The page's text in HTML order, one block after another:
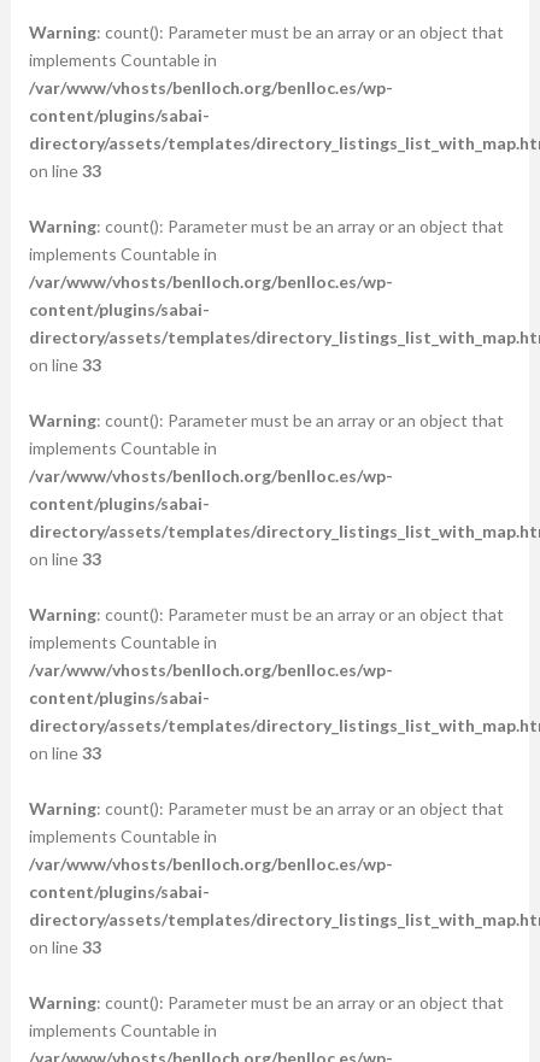
Warning: count(): Parameter must be an array or an object that
implements Countable in
/var/www/vhosts/benlloch.org/benlloc.es/wp-
content/plugins/sabai-
directory/assets/templates/
on line33
Warning: count(): Parameter must be an array or an object that
implements Countable in
/var/www/vhosts/benlloch.org/benlloc.es/wp-
content/plugins/sabai-
directory/assets/templates/
on line33
Warning: count(): Parameter must be an array or an object that
implements Countable in
/var/www/vhosts/benlloch.org/benlloc.es/wp-
content/plugins/sabai-
directory/assets/templates/
on line33
Warning: count(): Parameter must be an array or an object that
implements Countable in
/var/www/vhosts/benlloch.org/benlloc.es/wp-
content/plugins/sabai-
directory/assets/templates/
on line33
Warning: count(): Parameter must be an array or an object that
implements Countable in
/var/www/vhosts/benlloch.org/benlloc.es/wp-
content/plugins/sabai-
directory/assets/templates/
on line33
Warning: count(): Parameter must be an array or an object that
implements Countable in
/var/www/vhosts/benlloch.org/benlloc.es/wp-